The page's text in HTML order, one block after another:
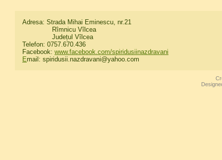
Adresa: Strada Mihai Eminescu, nr.21
Rîmnicu Vîlcea
Județul Vîlcea
Telefon: 0757.670.436
Facebook: www.facebook.com/spiridusiinazdravani
Email: spiridusii.nazdravani@yahoo.com